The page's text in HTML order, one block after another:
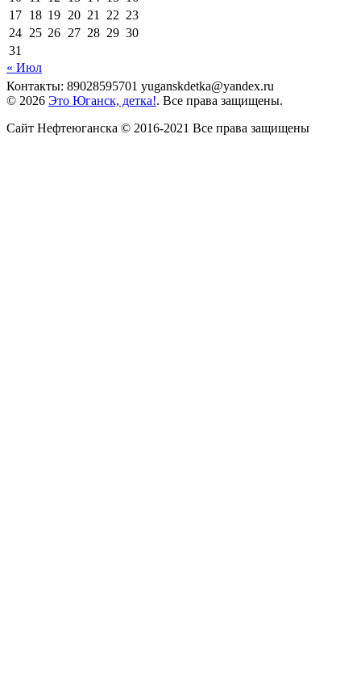
17 18 19 20 21 22 23
24 25 26 27 28 29 30
31
« Июл
Контакты: 89028595701 yuganskdetka@yandex.ru
© 2026 Это Юганск, детка!. Все права защищены.
Сайт Нефтеюганска © 2016-2021 Все права защищены